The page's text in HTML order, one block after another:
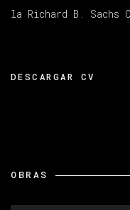
la Richard B. Sachs
DESCARGAR CV
OBRAS